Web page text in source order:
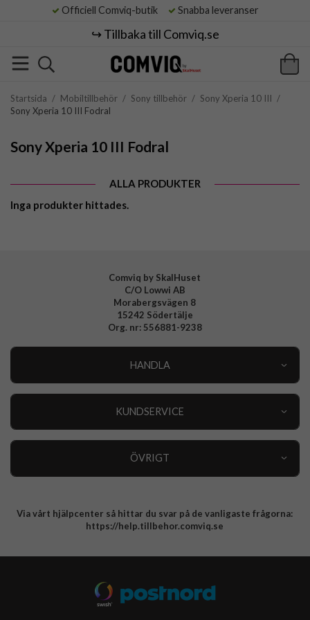
Officiell Comviq-butik Snabba leveranser
↪️ Tillbaka till Comviq.se
Startsida / Mobiltillbehör / Sony tillbehör / Sony Xperia 10 III /
Sony Xperia 10 III Fodral
Sony Xperia 10 III Fodral
ALLA PRODUKTER
Inga produkter hittades.
Comviq by SkalHuset
C/O Lowwi AB
Morabergsvägen 8
15242 Södertälje
Org. nr: 556881-9238
HANDLA
KUNDSERVICE
ÖVRIGT
Integritetspolicy
Via vårt hjälpcenter så hittar du svar på de vanligaste frågorna:
https://help.tillbehor.comviq.se